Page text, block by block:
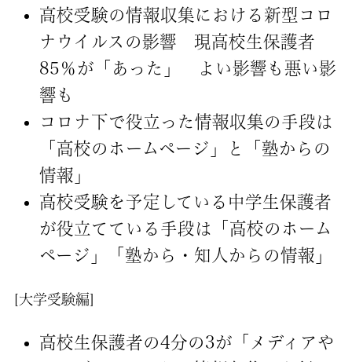
高校受験の情報収集における新型コロ
ナウイルスの影響 現高校生保護者
85％が「あった」 よい影響も悪い影
響も
コロナ下で役立った情報収集の手段は
「高校のホームページ」と「塾からの
情報」
高校受験を予定している中学生保護者
が役立てている手段は「高校のホーム
ページ」「塾から・知人からの情報」
[大学受験編]
高校生保護者の4分の3が「メディアや